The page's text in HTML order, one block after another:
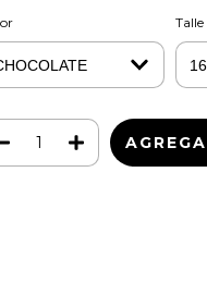
Talle